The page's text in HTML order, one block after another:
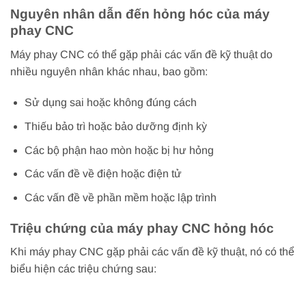
Nguyên nhân dẫn đến hỏng hóc của máy
phay CNC
Máy phay CNC có thể gặp phải các vấn đề kỹ thuật do
nhiều nguyên nhân khác nhau, bao gồm:
Sử dụng sai hoặc không đúng cách
Thiếu bảo trì hoặc bảo dưỡng định kỳ
Các bộ phận hao mòn hoặc bị hư hỏng
Các vấn đề về điện hoặc điện tử
Các vấn đề về phần mềm hoặc lập trình
Triệu chứng của máy phay CNC hỏng hóc
Khi máy phay CNC gặp phải các vấn đề kỹ thuật, nó có thể
biểu hiện các triệu chứng sau: